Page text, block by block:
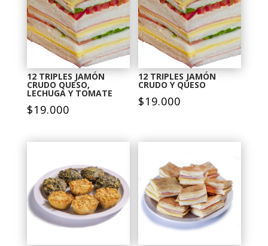
12 TRIPLES JAMÓN
CRUDO QUESO,
LECHUGA Y TOMATE
$19.000
12 TRIPLES JAMÓN
CRUDO Y QUESO
$19.000